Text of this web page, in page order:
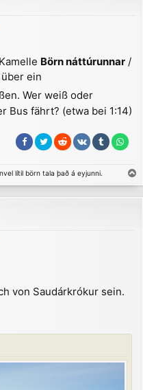
Börn náttúrunnar /
ein
Wer weiß oder
Bus fährt? (etwa bei 1:14)
lítil börn tala það á eyjunni.
a
c
von Saudárkrókur sein.